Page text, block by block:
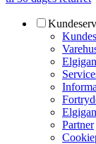
Partner